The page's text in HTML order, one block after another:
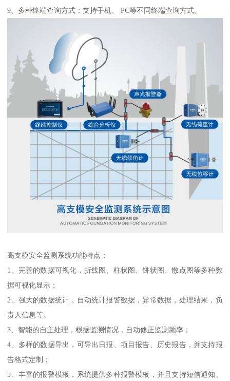
9、多种终端查询方式：支持手机、 PC等不同终端查询方式。
高支模安全监测系统功能特点：
1、完善的数据可视化，折线图、柱状图、饼状图、散点图等多种数
据可视化显示；
2、强大的数据统计，自动统计报警数据，异常数据，处理结果，负
责人信息等。
3、智能的自主处理，根据监测情况，自动修正监测频率；
4、多样的数据导出，可导出日报、项目报告、历史报告，并支持报
告格式定制；
5、丰富的报警模板，系统提供多种报警模板，并且支持短信通知、